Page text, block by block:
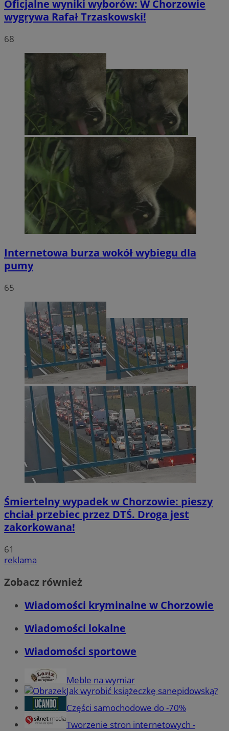
Oficjalne wyniki wyborów: W Chorzowie
wygrywa Rafał Trzaskowski!
68
Internetowa burza wokół wybiegu dla
pumy
65
Śmiertelny wypadek w Chorzowie: pieszy
chciał przebiec przez DTŚ. Droga jest
zakorkowana!
61
reklama
Zobacz również
Wiadomości kryminalne w Chorzowie
Wiadomości lokalne
Wiadomości sportowe
Meble na wymiar
Jak wyrobić książeczkę sanepidowską?
Części samochodowe do -70%
Tworzenie stron internetowych -